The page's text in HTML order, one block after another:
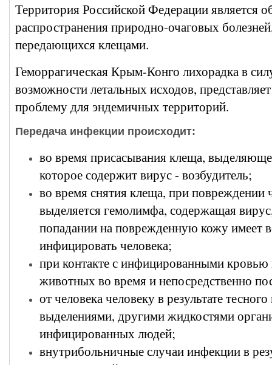
Территория Российской Федерации является
распространения природно-очаговых
передающихся клещами.
Геморрагическая Крым-Конго лихорадка в
возможности летальных исходов,
проблему для эндемичных территорий.
Передача инфекции происходит:
во время присасывания клеща,
которое содержит вирус - возбудитель;
во время снятия клеща, при повреждении
выделяется гемолимфа, содержащая
попадании на поврежденную кожу имеет
инфицировать человека;
при контакте с инфицированными кровью
животных во время и непосредственно
от человека человеку в результате
выделениями, другими жидкостями
инфицированных людей;
внутрибольничные случаи инфекции в